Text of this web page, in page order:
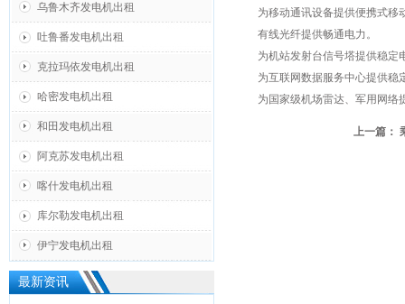
乌鲁木齐发电机出租
吐鲁番发电机出租
克拉玛依发电机出租
哈密发电机出租
和田发电机出租
阿克苏发电机出租
喀什发电机出租
库尔勒发电机出租
伊宁发电机出租
最新资讯
为移动通讯设备提供便携式移
有线光纤提供畅通电力。
为机站发射台信号塔提供稳定
为互联网数据服务中心提供稳
为国家级机场雷达、军用网络
上一篇：